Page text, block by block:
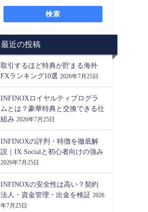
検索
最近の投稿
取引するほど特典が貯まる海外
FXランキング10選 2026年7月25日
INFINOXロイヤルティプログラ
ムとは？豪華特典と交換できる仕
組み 2026年7月25日
INFINOXの評判・特徴を徹底解
説｜IX Socialと初心者向けの強み
2026年7月25日
INFINOXの安全性は高い？契約
法人・資金管理・出金を検証 2026
年7月25日